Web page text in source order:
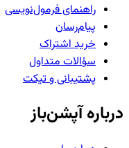
راهنمای فرمول‌نویسی
پیام‌رسان
خرید اشتراک
سؤالات متداول
پشتیبانی و تیکت
درباره آپشن‌باز